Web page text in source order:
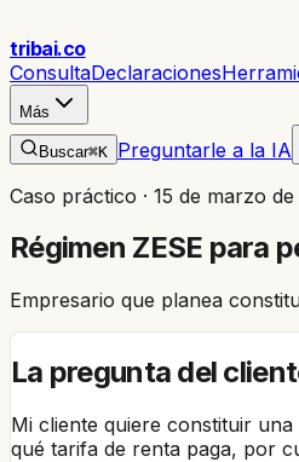
tribai.co
ConsultaDeclaraciones
Más
Buscar⌘K Preguntarle a la IA
Caso práctico · 15 de marzo
Régimen ZESE para
Empresario que planea
La pregunta del
Mi cliente quiere constituir
qué tarifa de renta paga, por